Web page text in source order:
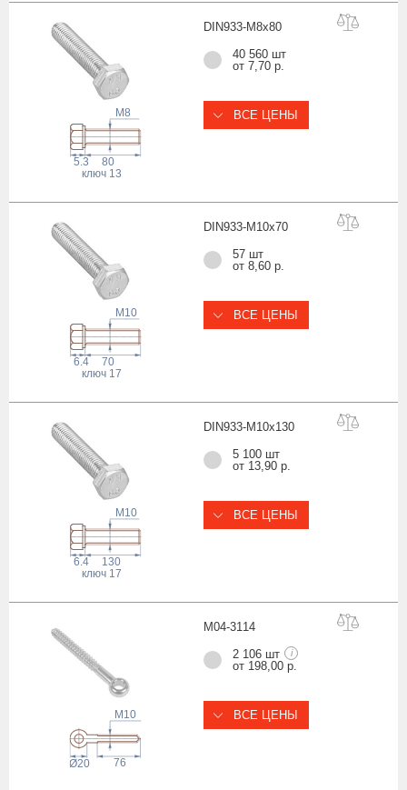
DIN933-M8x80
80
M8
5.3
ключ 13
40 560 шт
от 7,70 р.
ВСЕ ЦЕНЫ
DIN933-M10x70
70
M10
6.4
ключ 17
57 шт
от 8,60 р.
ВСЕ ЦЕНЫ
DIN933-M10x130
130
M10
6.4
ключ 17
5 100 шт
от 13,90 р.
ВСЕ ЦЕНЫ
M04-3114
76
M10
Ø20
2 106 шт i
от 198,00 р.
ВСЕ ЦЕНЫ